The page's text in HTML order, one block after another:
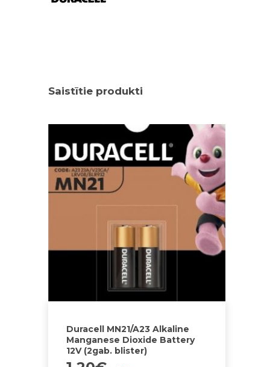
Saistītie produkti
Duracell MN21/A23 Alkaline
Manganese Dioxide Battery
12V (2gab. blister)